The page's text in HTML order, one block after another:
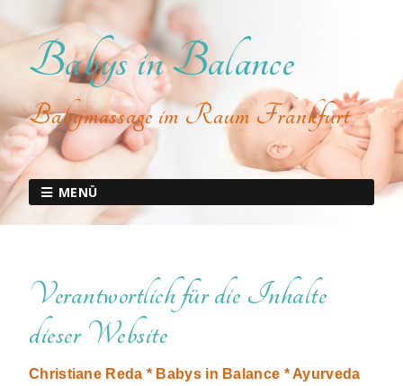
Babys in Balance
Babymassage im Raum Frankfurt
MENÜ
Verantwortlich für die Inhalte
dieser Website
Christiane Reda * Babys in Balance * Ayurveda